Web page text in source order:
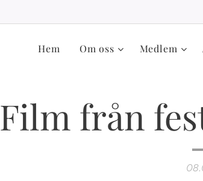
Hem Om oss Medlem
Film från